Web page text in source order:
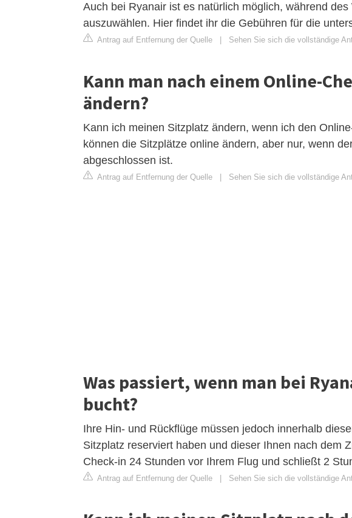
Auch bei Ryanair ist es natürlich möglich, während
auszuwählen. Hier findet ihr die Gebühren für die
Antrag auf Entfernung der Quelle Sehen Sie sich die vollständige
Kann man nach einem Online-
ändern?
Kann ich meinen Sitzplatz ändern, wenn ich den
können die Sitzplätze online ändern, aber nur, wenn
abgeschlossen ist.
Antrag auf Entfernung der Quelle Sehen Sie sich die vollständige
Was passiert, wenn man bei
bucht?
Ihre Hin- und Rückflüge müssen jedoch innerhalb
Sitzplatz reserviert haben und dieser Ihnen nach dem
Check-in 24 Stunden vor Ihrem Flug und schließt 2
Antrag auf Entfernung der Quelle Sehen Sie sich die vollständige